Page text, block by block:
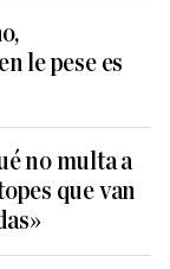
le pese es
no multa a
que van